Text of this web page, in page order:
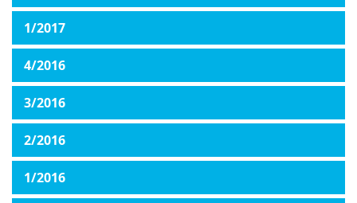
1/2017
4/2016
3/2016
2/2016
1/2016